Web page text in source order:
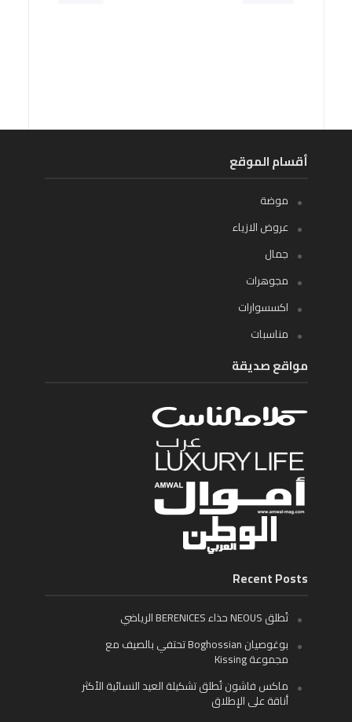
أقسام الموقع
موضة
عروض الازياء
جمال
مجوهرات
اكسسوارات
مناسبات
مواقع صديقة
Recent Posts
تُطلق NEOUS حذاء BERENICES الرياضي
بوغوصيان Boghossian تحتفي بالصيف مع
مجموعة Kissing
ماكس فاشون تُطلق تشكيلة العيد النسائية الأكثر
أناقة على الإطلاق